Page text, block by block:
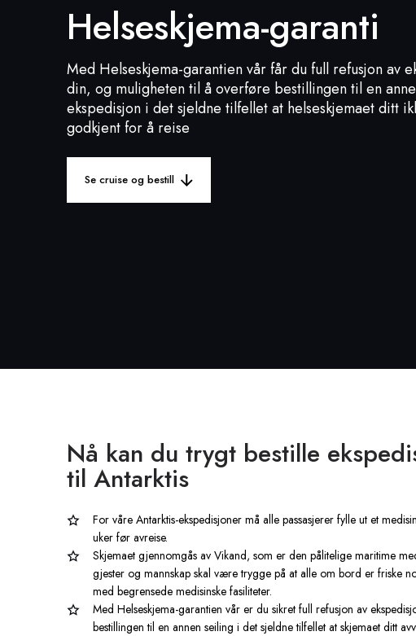
Helseskjema-garanti
Med Helseskjema-garantien vår får du full refusjon av
din, og muligheten til å overføre bestillingen til en
ekspedisjon i det sjeldne tilfellet at helseskjemaet ditt
godkjent for å reise
Se cruise og bestill
Nå kan du trygt bestille
til Antarktis
For våre Antarktis-ekspedisjoner må alle passasjerer fylle ut et
uker før avreise.
Skjemaet gjennomgås av Vikand, som er den pålitelige maritime
gjester og mannskap skal være trygge på at alle om bord er friske
med begrensede medisinske fasiliteter.
Med Helseskjema-garantien vår er du sikret full refusjon av
bestillingen til en annen seiling i det sjeldne tilfellet at skjemaet ditt